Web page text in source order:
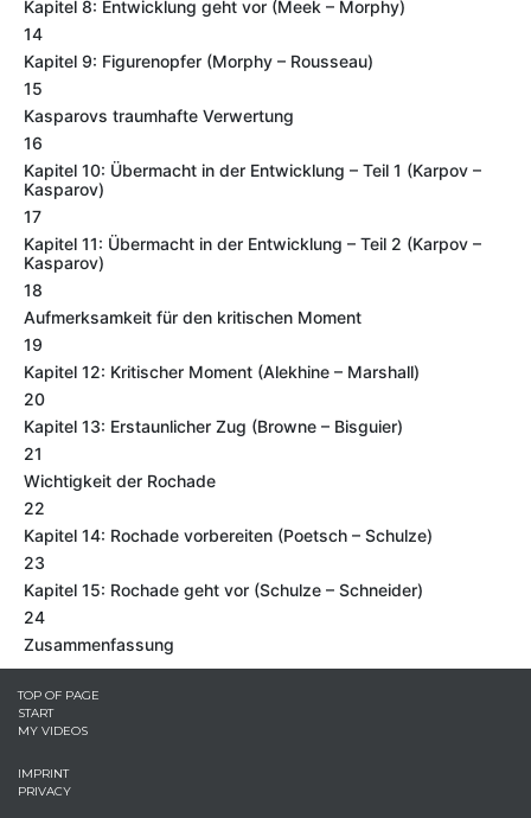
Kapitel 8: Entwicklung geht vor (Meek – Morphy)
14
Kapitel 9: Figurenopfer (Morphy – Rousseau)
15
Kasparovs traumhafte Verwertung
16
Kapitel 10: Übermacht in der Entwicklung – Teil 1 (Karpov –
Kasparov)
17
Kapitel 11: Übermacht in der Entwicklung – Teil 2 (Karpov –
Kasparov)
18
Aufmerksamkeit für den kritischen Moment
19
Kapitel 12: Kritischer Moment (Alekhine – Marshall)
20
Kapitel 13: Erstaunlicher Zug (Browne – Bisguier)
21
Wichtigkeit der Rochade
22
Kapitel 14: Rochade vorbereiten (Poetsch – Schulze)
23
Kapitel 15: Rochade geht vor (Schulze – Schneider)
24
Zusammenfassung
TOP OF PAGE
START
MY VIDEOS
IMPRINT
PRIVACY